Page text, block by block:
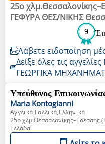
25ο
ΓΕΦΥΡΑ ΘΕΣ/ΝΙΚΗΣ
9
Λάβετε ειδοποίηση
Δείξε όλες τις
ΓΕΩΡΓΙΚΑ
Υπεύθυνος
Maria Kontogianni
Αγγλικά,Γαλλικά,Ελληνικά
25ο
Ελλάδα